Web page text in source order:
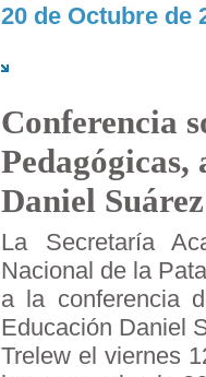
20 de Octubre de
Conferencia
Daniel Suárez
La Secretaría
Nacional de la
a la conferencia
Educación Daniel
Trelew el viernes